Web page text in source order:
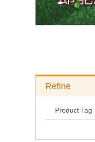
Refine
Product Tag